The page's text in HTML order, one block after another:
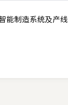
能制造系统及产线